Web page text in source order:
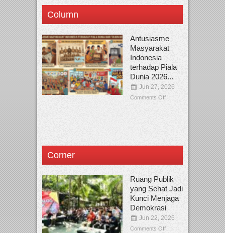
Column
Antusiasme
Masyarakat
Indonesia
terhadap Piala
Dunia 2026...
Jun 27, 2026
Comments Off
Corner
Ruang Publik
yang Sehat Jadi
Kunci Menjaga
Demokrasi
Jun 22, 2026
Comments Off